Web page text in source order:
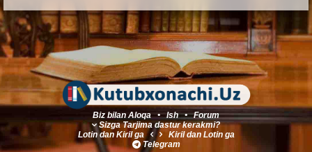
Biz bilan Aloqa•Ish•Forum
Sizga Tarjima dastur kerakmi?
Lotindan Kirilga Kirildan Lotinga
Telegram